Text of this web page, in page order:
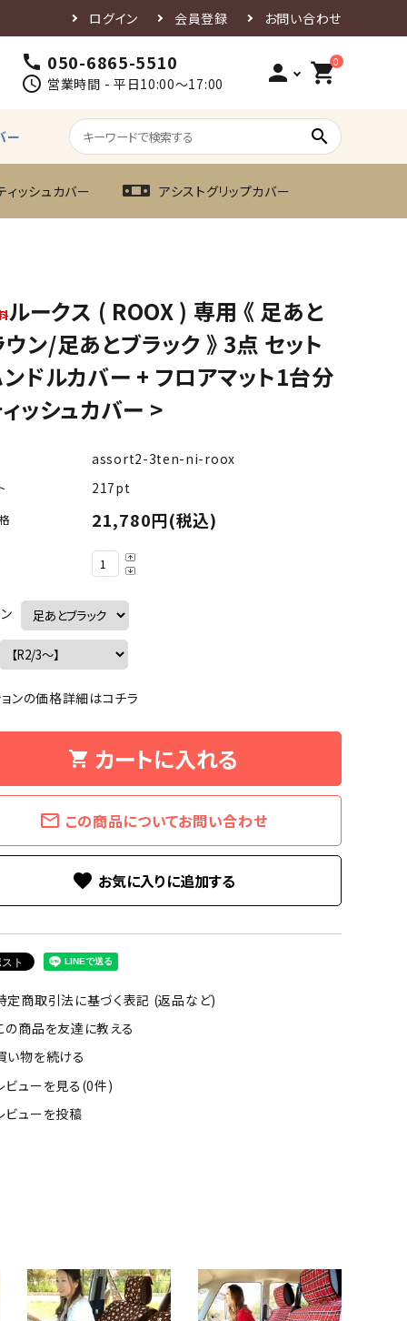
ログイン 会員登録 お問い合わせ
call 050-6865-5510
schedule 営業時間 - 平日10:00～17:00 person 0
shopping_cart
ー search
ィッシュカバー アシストグリップカバー
ルークス ( ROOX ) 専用 《 足あと
ン/足あとブラック 》 3点 セット
ドルカバー + フロアマット1台分
ッシュカバー >
assort2-3ten-ni-roox
217pt
21,780円(税込)
ンの価格詳細はコチラ
shopping_cart カートに入れる
mail_outline この商品についてお問い合わせ
favorite
定商取引法に基づく表記 (返品など)
の商品を友達に教える
い物を続ける
ビューを見る(0件)
ビューを投稿